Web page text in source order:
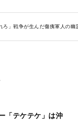
ろ」戦争が生んだ傷痍軍人の
「テケテケ」は沖